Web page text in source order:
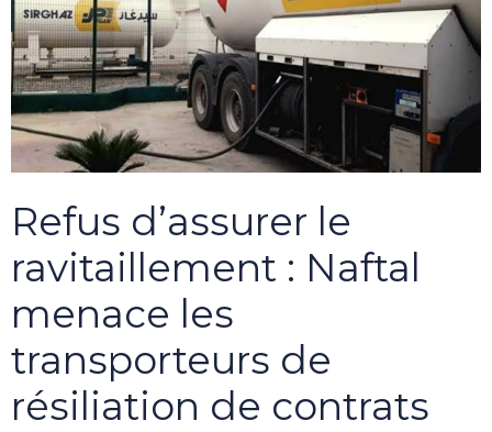
Refus d’assurer le
ravitaillement : Naftal
menace les
transporteurs de
résiliation de contrats